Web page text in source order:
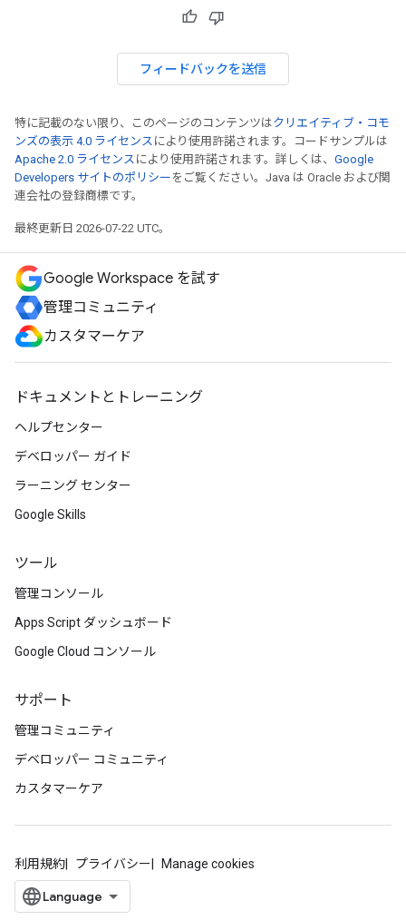
フィードバックを送信
特に記載のない限り、このページのコンテンツはクリエイティブ・コモ
ンズの表示 4.0 ライセンス により使用許諾されます。コードサンプルは
Apache 2.0 ライセンス により使用許諾されます。詳しくは、 Google
Developers サイトのポリシー をご覧ください。Java は Oracle および関
連会社の登録商標です。
最終更新日 2026-07-22 UTC。
Google Workspace を試す
管理コミュニティ
カスタマーケア
ドキュメントとトレーニング
ヘルプセンター
デベロッパー ガイド
ラーニング センター
Google Skills
ツール
管理コンソール
Apps Script ダッシュボード
Google Cloud コンソール
サポート
管理コミュニティ
デベロッパー コミュニティ
カスタマーケア
利用規約 プライバシー Manage cookies